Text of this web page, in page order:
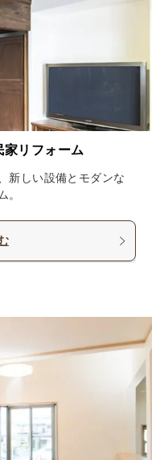
リフォーム
新しい設備とモダンな
。